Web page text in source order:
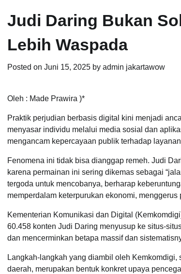
Judi Daring Bukan
Lebih Waspada
Posted on Juni 15, 2025 by admin jakartawow
Oleh : Made Prawira )*
Praktik perjudian berbasis digital kini menjadi
menyasar individu melalui media sosial dan
mengancam kepercayaan publik terhadap
Fenomena ini tidak bisa dianggap remeh. Judi
karena permainan ini sering dikemas sebagai
tergoda untuk mencobanya, berharap
memperdalam keterpurukan ekonomi,
Kementerian Komunikasi dan Digital
60.458 konten Judi Daring menyusup ke situs-
dan mencerminkan betapa massif dan
Langkah-langkah yang diambil oleh
daerah, merupakan bentuk konkret upaya